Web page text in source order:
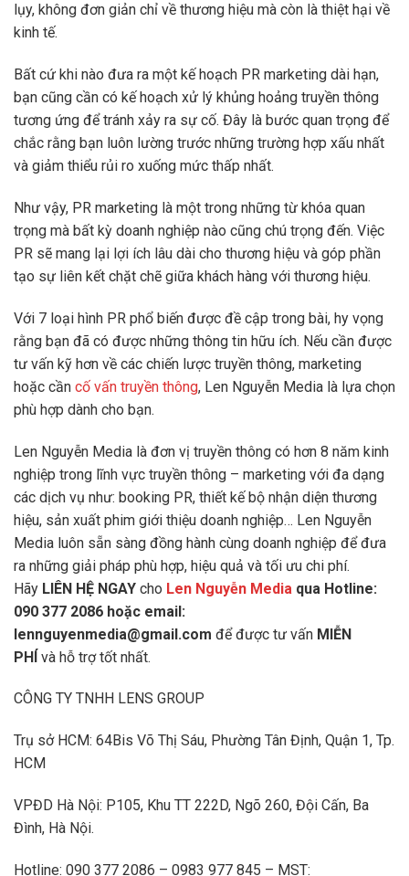
lụy, không đơn giản chỉ về thương hiệu mà còn là thiệt hại về
kinh tế.
Bất cứ khi nào đưa ra một kế hoạch PR marketing dài hạn,
bạn cũng cần có kế hoạch xử lý khủng hoảng truyền thông
tương ứng để tránh xảy ra sự cố. Đây là bước quan trọng để
chắc rằng bạn luôn lường trước những trường hợp xấu nhất
và giảm thiểu rủi ro xuống mức thấp nhất.
Như vậy, PR marketing là một trong những từ khóa quan
trọng mà bất kỳ doanh nghiệp nào cũng chú trọng đến. Việc
PR sẽ mang lại lợi ích lâu dài cho thương hiệu và góp phần
tạo sự liên kết chặt chẽ giữa khách hàng với thương hiệu.
Với 7 loại hình PR phổ biến được đề cập trong bài, hy vọng
rằng bạn đã có được những thông tin hữu ích. Nếu cần được
tư vấn kỹ hơn về các chiến lược truyền thông, marketing
hoặc cần cố vấn truyền thông, Len Nguyễn Media là lựa chọn
phù hợp dành cho bạn.
Len Nguyễn Media là đơn vị truyền thông có hơn 8 năm kinh
nghiệp trong lĩnh vực truyền thông – marketing với đa dạng
các dịch vụ như: booking PR, thiết kế bộ nhận diện thương
hiệu, sản xuất phim giới thiệu doanh nghiệp… Len Nguyễn
Media luôn sẵn sàng đồng hành cùng doanh nghiệp để đưa
ra những giải pháp phù hợp, hiệu quả và tối ưu chi phí.
Hãy LIÊN HỆ NGAY cho Len Nguyễn Media qua Hotline:
090 377 2086 hoặc email:
lennguyenmedia@gmail.com để được tư vấn MIỄN
PHÍ và hỗ trợ tốt nhất.
CÔNG TY TNHH LENS GROUP
Trụ sở HCM: 64Bis Võ Thị Sáu, Phường Tân Định, Quận 1, Tp.
HCM
VPĐD Hà Nội: P105, Khu TT 222D, Ngõ 260, Đội Cấn, Ba
Đình, Hà Nội.
Hotline: 090 377 2086 – 0983 977 845 – MST: